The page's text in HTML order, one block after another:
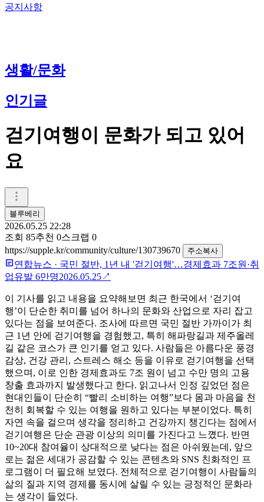
공지사항
생활/문화
인기글
걷기여행이 문화가 되고 있어
요
블루베리
2026.05.25 22:28
조회 85추천 0스크랩 0
https://supple.kr/community/culture/130739670
주소복사
연합뉴스 · 국민 절반, 1년 내 '걷기여행'…경제효과 7조원·취
업유발 6만명2026.05.25↗
이 기사를 읽고 내용을 요약해보면 최근 한국에서 ‘걷기여
행’이 단순한 취미를 넘어 하나의 문화와 산업으로 자리 잡고
있다는 점을 보여준다. 조사에 따르면 국민 절반 가까이가 최
근 1년 안에 걷기여행을 경험했고, 특히 해파랑길과 제주올레
길 같은 코스가 큰 인기를 얻고 있다. 사람들은 아름다운 풍경
감상, 건강 관리, 스트레스 해소 등을 이유로 걷기여행을 선택
했으며, 이로 인한 경제효과도 7조 원이 넘고 수만 명의 고용
창출 효과까지 발생했다고 한다. 읽고나서 인정 깊었던 점은
현대인들이 단순히 “빨리 소비하는 여행”보다 몸과 마음을 천
천히 회복할 수 있는 여행을 원하고 있다는 부분이었다. 특히
자연 속을 걸으며 생각을 정리하고 건강까지 챙긴다는 점에서
걷기여행은 단순 관광 이상의 의미를 가진다고 느꼈다. 반면
10~20대 참여율이 상대적으로 낮다는 점은 아쉬웠는데, 앞으
로는 젊은 세대가 공감할 수 있는 콘텐츠와 SNS 친화적인 프
로그램이 더 필요해 보였다. 전체적으로 걷기여행이 사람들의
삶의 질과 지역 경제를 동시에 살릴 수 있는 긍정적인 문화라
는 생각이 들었다.